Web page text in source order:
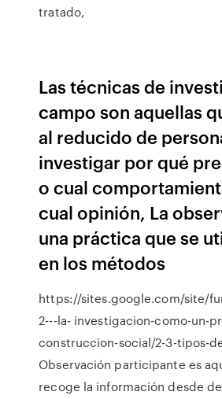
tratado,
Las técnicas de
campo son aquellas
al reducido de
investigar por qué
o cual
cual opinión, La
una práctica que se
en los métodos
https://sites.google.com/site/
2---la- investigacion-como-un-
construccion-social/2-3-tipos-
Observación participante es
recoge la información desde